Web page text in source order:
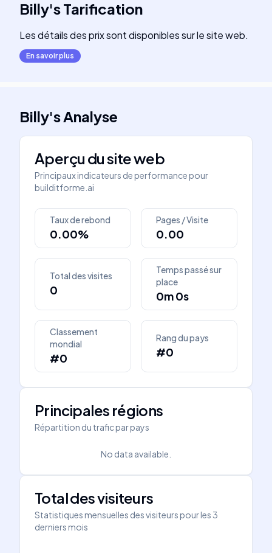
Billy'sTarification
Les détails des prix sont disponibles sur le site web.
En savoir plus
Billy'sAnalyse
Aperçu du site web
Principaux indicateurs de performance pour
builditforme.ai
Taux de rebond
0.00%
Pages / Visite
0.00
Total des visites
0
Temps passé sur
place
0m 0s
Classement
mondial
#0
Rang du pays
#0
Principales régions
Répartition du trafic par pays
No data available.
Total des visiteurs
Statistiques mensuelles des visiteurs pour les 3
derniers mois